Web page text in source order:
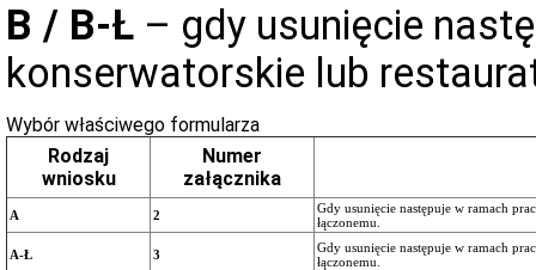
B / B-Ł – gdy usunięcie
konserwatorskie lub
Wybór właściwego formularza
Rodzaj
wniosku
Numer
załącznika
A 2
Gdy usunięcie następuje w ramach
łączonemu.
A-Ł 3
Gdy usunięcie następuje w ramach
łączonemu.